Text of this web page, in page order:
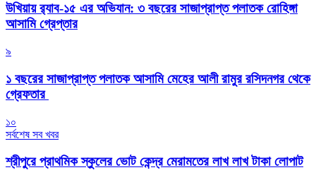
উখিয়ায় র‍্যাব-১৫ এর অভিযান: ৩ বছরের সাজাপ্রাপ্ত পলাতক রোহিঙ্গা
আসামি গ্রেপ্তার
৯
১ বছরের সাজাপ্রাপ্ত পলাতক আসামি মেহের আলী রামুর রসিদনগর থেকে
গ্রেফতার ‎
১০
সর্বশেষ সব খবর
শ্রীপুরে প্রাথমিক স্কুলের ভোট কেন্দ্র মেরামতের লাখ লাখ টাকা লোপাট